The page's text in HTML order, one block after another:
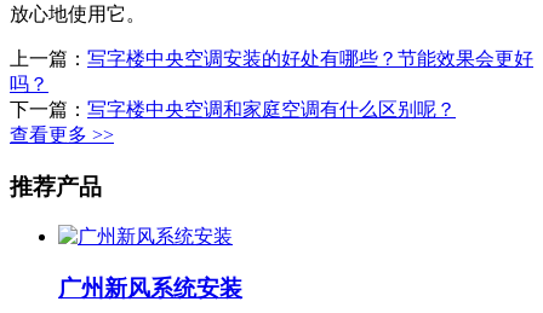
放心地使用它。
上一篇： 写字楼中央空调安装的好处有哪些？节能效果会更好
吗？
下一篇： 写字楼中央空调​和家庭空调有什么区别呢？
查看更多 >>
推荐产品
广州新风系统安装